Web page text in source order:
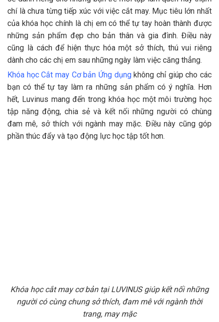
chí là chưa từng tiếp xúc với việc cắt may. Mục tiêu lớn nhất
của khóa học chính là chị em có thể tự tay hoàn thành được
những sản phẩm đẹp cho bản thân và gia đình. Điều này
cũng là cách để hiện thực hóa một sở thích, thú vui riêng
dành cho các chị em sau những ngày làm việc căng thẳng.
Khóa học Cắt may Cơ bản Ứng dụngkhông chỉ giúp cho các
bạn có thể tự tay làm ra những sản phẩm có ý nghĩa. Hơn
hết, Luvinus mang đến trong khóa học một môi trường học
tập năng động, chia sẻ và kết nối những người có chùng
đam mê, sở thích với ngành may mặc. Điều này cũng góp
phần thúc đẩy và tạo động lực học tập tốt hơn.
Khóa học cắt may cơ bản tại LUVINUS giúp kết nối những
người có cùng chung sở thích, đam mê với ngành thời
trang, may mặc